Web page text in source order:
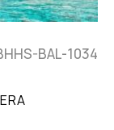
BAL-1034